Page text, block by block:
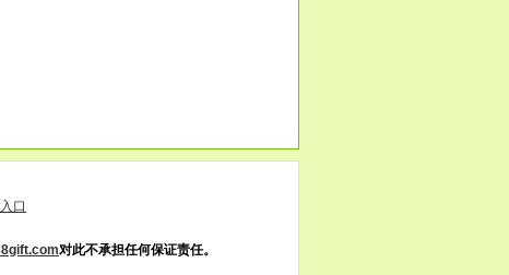
口
对此不承担任何保证责任。